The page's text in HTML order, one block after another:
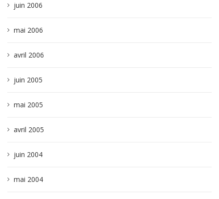
juin 2006
mai 2006
avril 2006
juin 2005
mai 2005
avril 2005
juin 2004
mai 2004